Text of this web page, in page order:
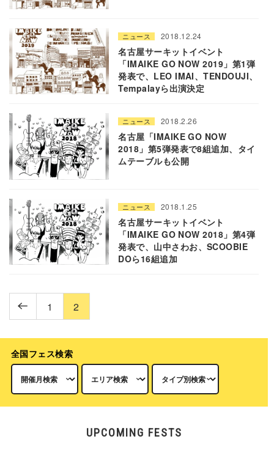
ニュース 2018.12.24
名古屋サーキットイベント
「IMAIKE GO NOW 2019」第1弾
発表で、LEO IMAI、TENDOUJI、
Tempalayら出演決定
ニュース 2018.2.26
名古屋「IMAIKE GO NOW
2018」第5弾発表で8組追加、タイ
ムテーブルも公開
ニュース 2018.1.25
名古屋サーキットイベント
「IMAIKE GO NOW 2018」第4弾
発表で、山中さわお、SCOOBIE
DOら16組追加
1 2
全国フェス検索
UPCOMING FESTS